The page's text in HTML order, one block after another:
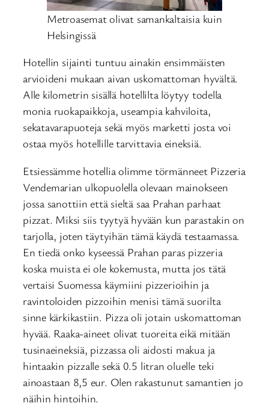
Metroasemat olivat samankaltaisia kuin
Helsingissä
Hotellin sijainti tuntuu ainakin ensimmäisten
arvioideni mukaan aivan uskomattoman hyvältä.
Alle kilometrin sisällä hotellilta löytyy todella
monia ruokapaikkoja, useampia kahviloita,
sekatavarapuoteja sekä myös marketti josta voi
ostaa myös hotellille tarvittavia eineksiä.
Etsiessämme hotellia olimme törmänneet Pizzeria
Vendemarian ulkopuolella olevaan mainokseen
jossa sanottiin että sieltä saa Prahan parhaat
pizzat. Miksi siis tyytyä hyvään kun parastakin on
tarjolla, joten täytyihän tämä käydä testaamassa.
En tiedä onko kyseessä Prahan paras pizzeria
koska muista ei ole kokemusta, mutta jos tätä
vertaisi Suomessa käymiini pizzerioihin ja
ravintoloiden pizzoihin menisi tämä suorilta
sinne kärkikastiin. Pizza oli jotain uskomattoman
hyvää. Raaka-aineet olivat tuoreita eikä mitään
tusinaeineksiä, pizzassa oli aidosti makua ja
hintaakin pizzalle sekä 0.5 litran oluelle teki
ainoastaan 8,5 eur. Olen rakastunut samantien jo
näihin hintoihin.